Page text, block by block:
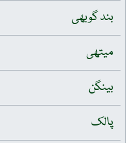
بند گوبھی
میتھی
بینگن
پالک